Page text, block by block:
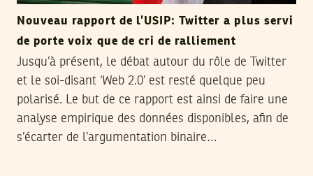
Nouveau rapport de l’USIP: Twitter a plus servi
de porte voix que de cri de ralliement
Jusqu’à présent, le débat autour du rôle de Twitter
et le soi-disant ‘Web 2.0’ est resté quelque peu
polarisé. Le but de ce rapport est ainsi de faire une
analyse empirique des données disponibles, afin de
s’écarter de l’argumentation binaire…